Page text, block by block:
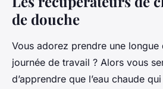
de douche
Vous adorez prendre une longue
journée de travail ? Alors vous
d’apprendre que l’eau chaude